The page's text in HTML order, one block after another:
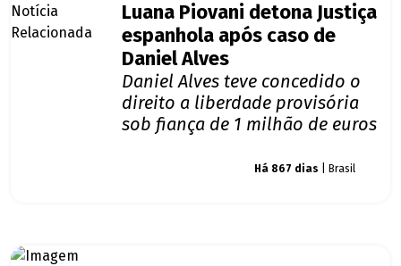
Luana Piovani detona Justiça
espanhola após caso de
Daniel Alves
Daniel Alves teve concedido o
direito a liberdade provisória
sob fiança de 1 milhão de euros
Há 867 dias | Brasil